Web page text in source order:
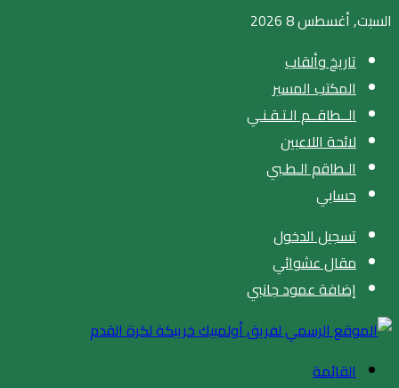
السبت, أغسطس 8 2026
تاريخ وألقاب
المكتب المسير
الــطاقــم الـتـقـنـي
لائحة اللاعبين
الـطاقم الـطـبي
حسابي
تسجيل الدخول
مقال عشوائي
إضافة عمود جانبي
القائمة